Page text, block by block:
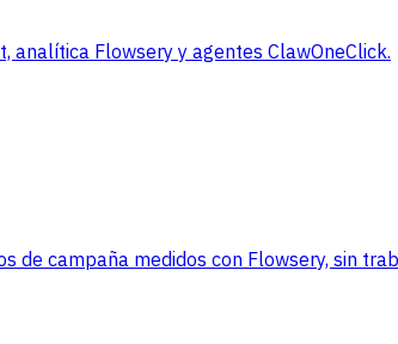
Flowsery y agentes ClawOneClick.
de campaña medidos con Flowsery, sin